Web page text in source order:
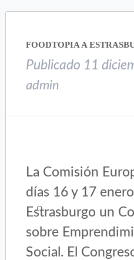
abre
una
ventana
nueva)
abre
una
ventana
nueva)
FOODTOPIA A
Publicado 11
admin
La Comisión
días 16 y 17
Estrasburgo un
sobre
Social. El